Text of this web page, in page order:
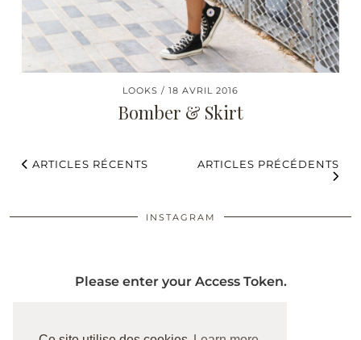
LOOKS 18 AVRIL 2016
Bomber & Skirt
ARTICLES RÉCENTS ARTICLES PRÉCÉDENTS
INSTAGRAM
Please enter your Access Token.